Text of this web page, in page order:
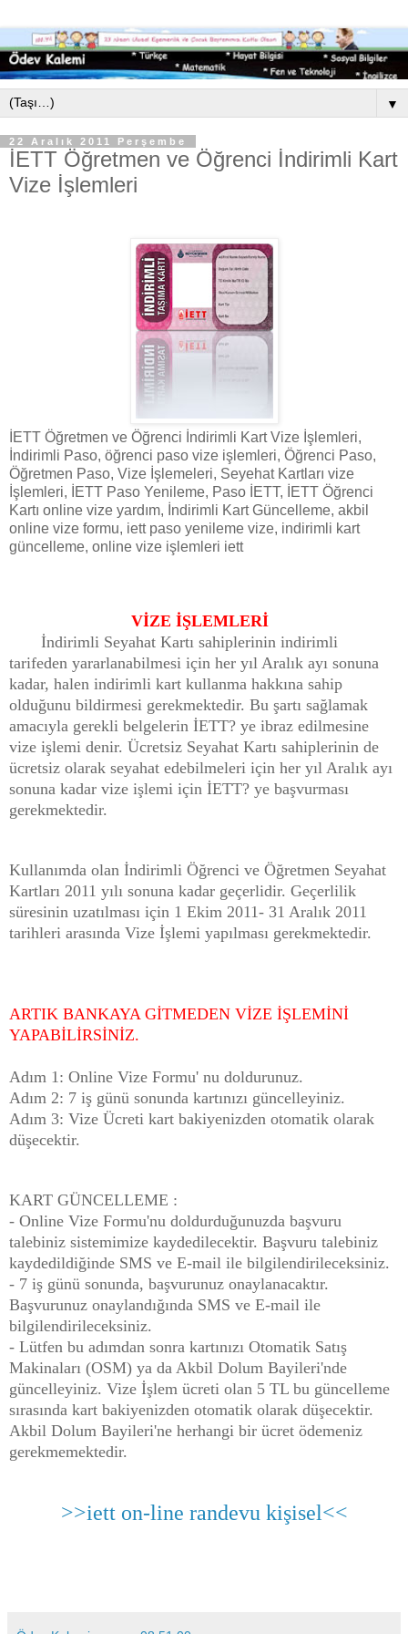
▼
22 Aralık 2011 Perşembe
İETT Öğretmen ve Öğrenci İndirimli Kart
Vize İşlemleri
İETT Öğretmen ve Öğrenci İndirimli Kart Vize İşlemleri,
İndirimli Paso, öğrenci paso vize işlemleri, Öğrenci Paso,
Öğretmen Paso, Vize İşlemeleri, Seyehat Kartları vize
İşlemleri, İETT Paso Yenileme, Paso İETT, İETT Öğrenci
Kartı online vize yardım, İndirimli Kart Güncelleme, akbil
online vize formu, iett paso yenileme vize, indirimli kart
güncelleme, online vize işlemleri iett
VİZE İŞLEMLERİ
İndirimli Seyahat Kartı sahiplerinin indirimli
tarifeden yararlanabilmesi için her yıl Aralık ayı sonuna
kadar, halen indirimli kart kullanma hakkına sahip
olduğunu bildirmesi gerekmektedir. Bu şartı sağlamak
amacıyla gerekli belgelerin İETT? ye ibraz edilmesine
vize işlemi denir. Ücretsiz Seyahat Kartı sahiplerinin de
ücretsiz olarak seyahat edebilmeleri için her yıl Aralık ayı
sonuna kadar vize işlemi için İETT? ye başvurması
gerekmektedir.
Kullanımda olan İndirimli Öğrenci ve Öğretmen Seyahat
Kartları 2011 yılı sonuna kadar geçerlidir. Geçerlilik
süresinin uzatılması için 1 Ekim 2011- 31 Aralık 2011
tarihleri arasında Vize İşlemi yapılması gerekmektedir.
ARTIK BANKAYA GİTMEDEN VİZE İŞLEMİNİ
YAPABİLİRSİNİZ.
Adım 1: Online Vize Formu' nu doldurunuz.
Adım 2: 7 iş günü sonunda kartınızı güncelleyiniz.
Adım 3: Vize Ücreti kart bakiyenizden otomatik olarak
düşecektir.
KART GÜNCELLEME :
- Online Vize Formu'nu doldurduğunuzda başvuru
talebiniz sistemimize kaydedilecektir. Başvuru talebiniz
kaydedildiğinde SMS ve E-mail ile bilgilendirileceksiniz.
- 7 iş günü sonunda, başvurunuz onaylanacaktır.
Başvurunuz onaylandığında SMS ve E-mail ile
bilgilendirileceksiniz.
- Lütfen bu adımdan sonra kartınızı Otomatik Satış
Makinaları (OSM) ya da Akbil Dolum Bayileri'nde
güncelleyiniz. Vize İşlem ücreti olan 5 TL bu güncelleme
sırasında kart bakiyenizden otomatik olarak düşecektir.
Akbil Dolum Bayileri'ne herhangi bir ücret ödemeniz
gerekmemektedir.
>>iett on-line randevu kişisel<<